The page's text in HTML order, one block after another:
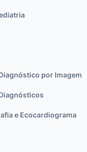
por Imagem
e Ecocardiograma